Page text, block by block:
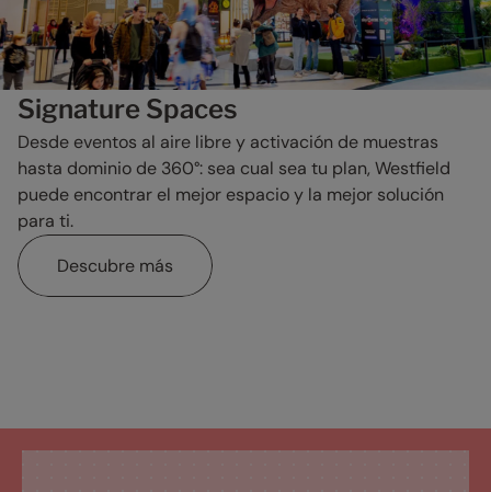
Signature Spaces
Desde eventos al aire libre y activación de muestras
hasta dominio de 360°: sea cual sea tu plan, Westfield
puede encontrar el mejor espacio y la mejor solución
para ti.
Descubre más